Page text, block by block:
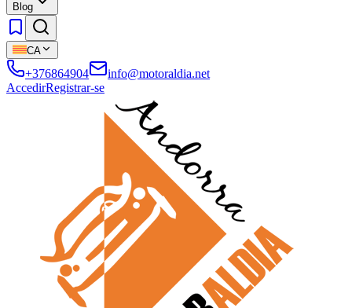
Blog
CA
+376864904
info@motoraldia.net
AccedirRegistrar-se